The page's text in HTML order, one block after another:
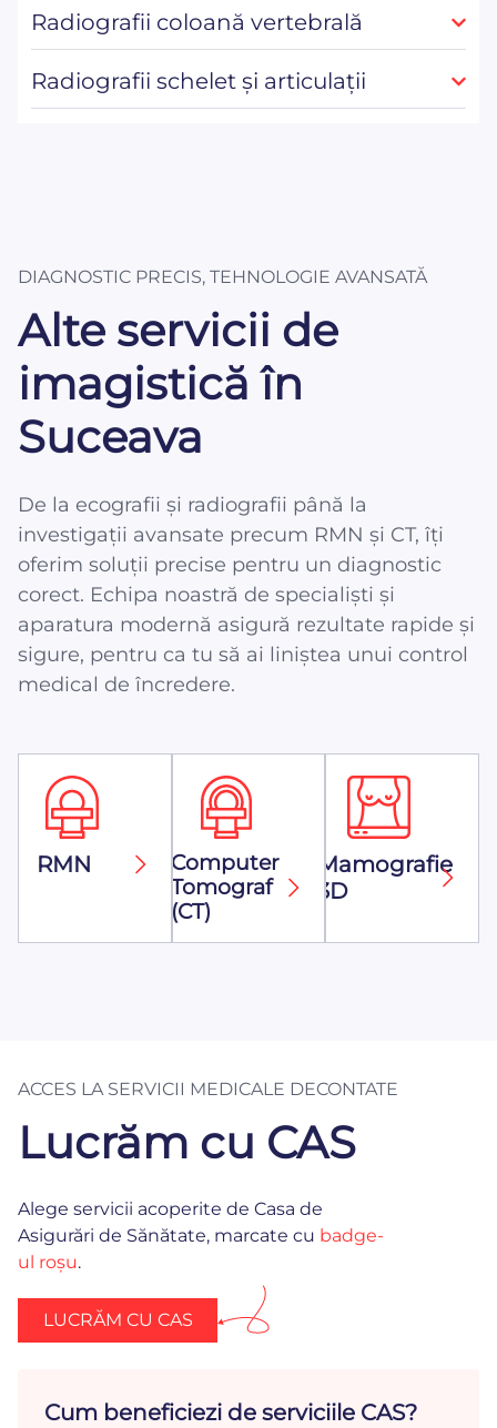
Radiografii coloană vertebrală
Radiografii schelet și articulații
DIAGNOSTIC PRECIS, TEHNOLOGIE AVANSATĂ
Alte servicii de
imagistică în
Suceava
De la ecografii și radiografii până la
investigații avansate precum RMN și CT, îți
oferim soluții precise pentru un diagnostic
corect. Echipa noastră de specialiști și
aparatura modernă asigură rezultate rapide și
sigure, pentru ca tu să ai liniștea unui control
medical de încredere.
RMN
Computer
Tomograf
(CT)
Mamografie
3D
ACCES LA SERVICII MEDICALE DECONTATE
Lucrăm cu CAS
Alege servicii acoperite de Casa de
Asigurări de Sănătate, marcate cu badge-
ul roșu.
LUCRĂM CU CAS
Cum beneficiezi de serviciile CAS?